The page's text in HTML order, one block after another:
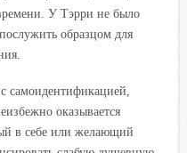
У Тэрри не было
образцом для
самоидентификацией,
оказывается
в себе или желающий